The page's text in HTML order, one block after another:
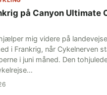
på Canyon Ultimate
mig videre på
i Frankrig, når Cykelnerven
i juni måned. Den